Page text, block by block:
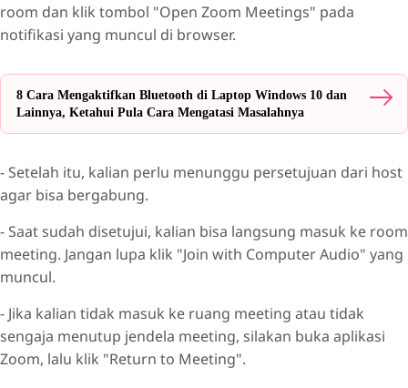
room dan klik tombol "Open Zoom Meetings" pada
notifikasi yang muncul di browser.
8 Cara Mengaktifkan Bluetooth di Laptop Windows 10 dan
Lainnya, Ketahui Pula Cara Mengatasi Masalahnya
- Setelah itu, kalian perlu menunggu persetujuan dari host
agar bisa bergabung.
- Saat sudah disetujui, kalian bisa langsung masuk ke room
meeting. Jangan lupa klik "Join with Computer Audio" yang
muncul.
- Jika kalian tidak masuk ke ruang meeting atau tidak
sengaja menutup jendela meeting, silakan buka aplikasi
Zoom, lalu klik "Return to Meeting".